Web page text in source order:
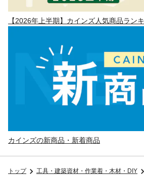
【2026年上半期】カインズ人気商品ラン
カインズの新商品・新着商品
トップ 工具・建築資材・作業着・木材・DIY